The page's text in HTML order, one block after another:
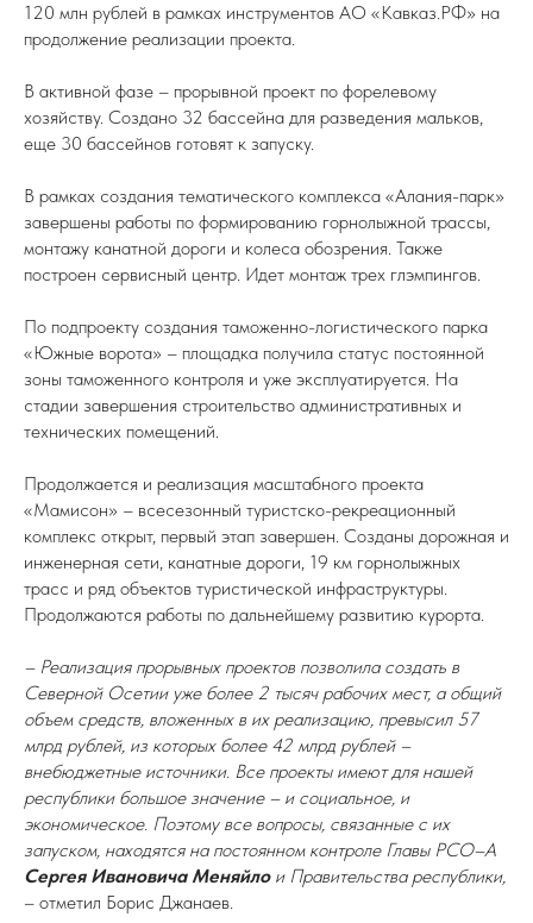
120 млн рублей в рамках инструментов АО «Кавказ.РФ» на
продолжение реализации проекта.
В активной фазе – прорывной проект по форелевому
хозяйству. Создано 32 бассейна для разведения мальков,
еще 30 бассейнов готовят к запуску.
В рамках создания тематического комплекса «Алания-парк»
завершены работы по формированию горнолыжной трассы,
монтажу канатной дороги и колеса обозрения. Также
построен сервисный центр. Идет монтаж трех глэмпингов.
По подпроекту создания таможенно-логистического парка
«Южные ворота» – площадка получила статус постоянной
зоны таможенного контроля и уже эксплуатируется. На
стадии завершения строительство административных и
технических помещений.
Продолжается и реализация масштабного проекта
«Мамисон» – всесезонный туристско-рекреационный
комплекс открыт, первый этап завершен. Созданы дорожная и
инженерная сети, канатные дороги, 19 км горнолыжных
трасс и ряд объектов туристической инфраструктуры.
Продолжаются работы по дальнейшему развитию курорта.
– Реализация прорывных проектов позволила создать в
Северной Осетии уже более 2 тысяч рабочих мест, а общий
объем средств, вложенных в их реализацию, превысил 57
млрд рублей, из которых более 42 млрд рублей –
внебюджетные источники. Все проекты имеют для нашей
республики большое значение – и социальное, и
экономическое. Поэтому все вопросы, связанные с их
запуском, находятся на постоянном контроле Главы РСО–А
Сергея Ивановича Меняйлои Правительства республики,
– отметил Борис Джанаев.